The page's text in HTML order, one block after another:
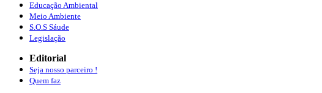
Educação Ambiental
Meio Ambiente
S.O.S Sáude
Legislação
Editorial
Seja nosso parceiro !
Quem faz